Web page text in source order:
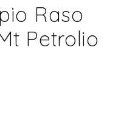
Raso
Petrolio